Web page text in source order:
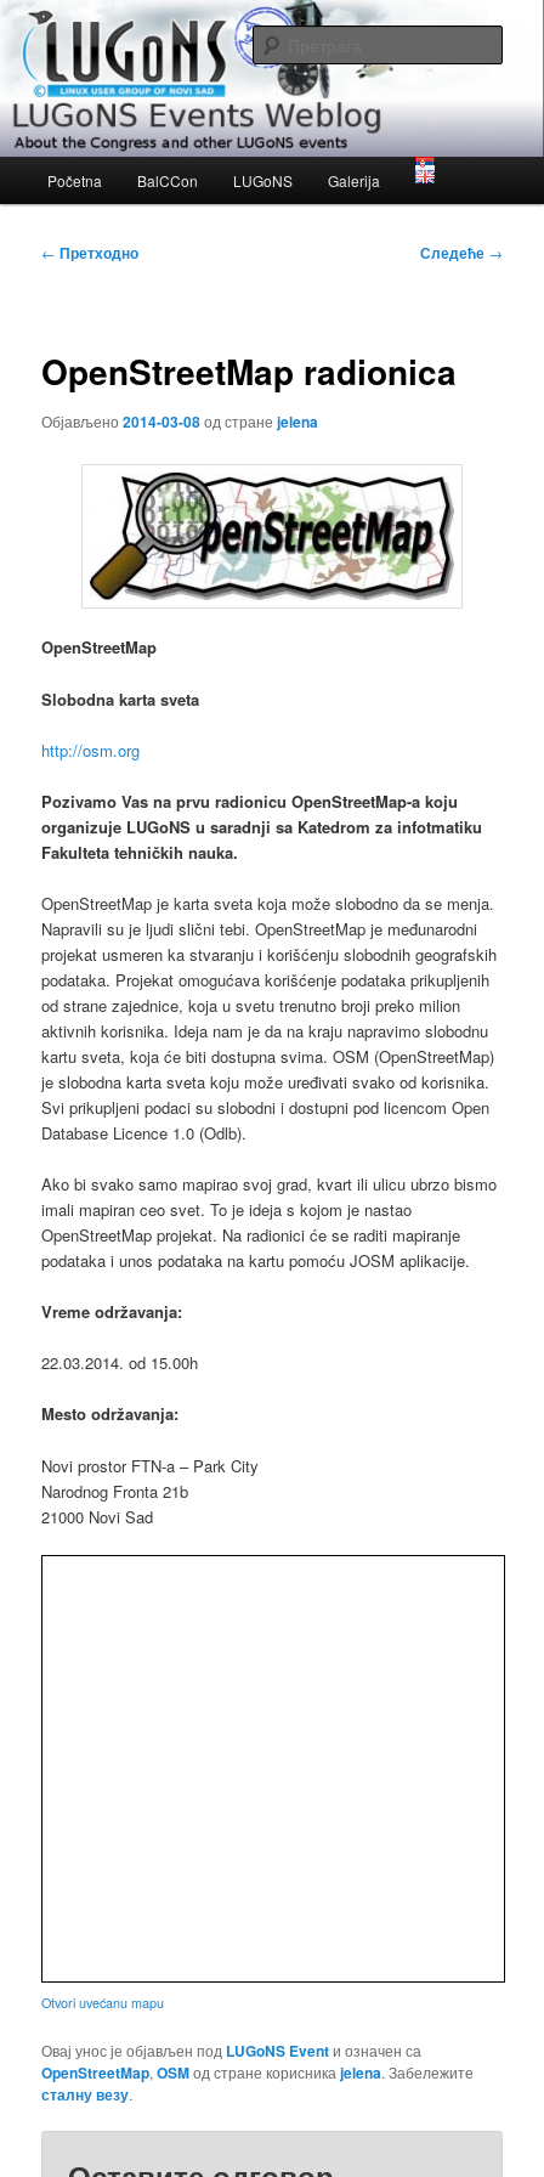
Скочи
примарни
садржајLUGoNS Events Weblog
About the Congress and other LUGoNS events
изборник
Početna BalCCon LUGoNS Galerija
Кретање
← Претходно Следеће →
OpenStreetMap radionica
Објављено2014-03-08од странеjelena
OpenStreetMap
Slobodna karta sveta
http://osm.org
Pozivamo Vas na prvu radionicu OpenStreetMap-a koju
organizuje LUGoNS u saradnji sa Katedrom za infotmatiku
Fakulteta tehničkih nauka.
OpenStreetMap je karta sveta koja može slobodno da se menja.
Napravili su je ljudi slični tebi. OpenStreetMap je međunarodni
projekat usmeren ka stvaranju i korišćenju slobodnih geografskih
podataka. Projekat omogućava korišćenje podataka prikupljenih
od strane zajednice, koja u svetu trenutno broji preko milion
aktivnih korisnika. Ideja nam je da na kraju napravimo slobodnu
kartu sveta, koja će biti dostupna svima. OSM (OpenStreetMap)
je slobodna karta sveta koju može uređivati svako od korisnika.
Svi prikupljeni podaci su slobodni i dostupni pod licencom Open
Database Licence 1.0 (Odlb).
Ako bi svako samo mapirao svoj grad, kvart ili ulicu ubrzo bismo
imali mapiran ceo svet. To je ideja s kojom je nastao
OpenStreetMap projekat. Na radionici će se raditi mapiranje
podataka i unos podataka na kartu pomoću JOSM aplikacije.
Vreme održavanja:
22.03.2014. od 15.00h
Mesto održavanja:
Novi prostor FTN-a – Park City
Narodnog Fronta 21b
21000 Novi Sad
Otvori uvećanu mapu
Овај унос је објављен под LUGoNS Eventи означен са
OpenStreetMap,OSMод стране корисникаjelena. Забележите
сталну везу.